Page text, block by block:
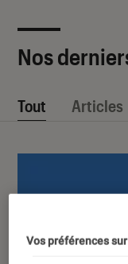
Nos
Tout Articles
Vos préférences